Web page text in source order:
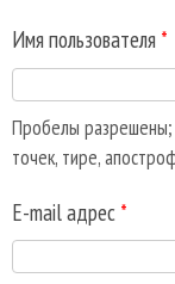
Имя пользователя *
Пробелы разрешены;
точек, тире,
E-mail адрес *